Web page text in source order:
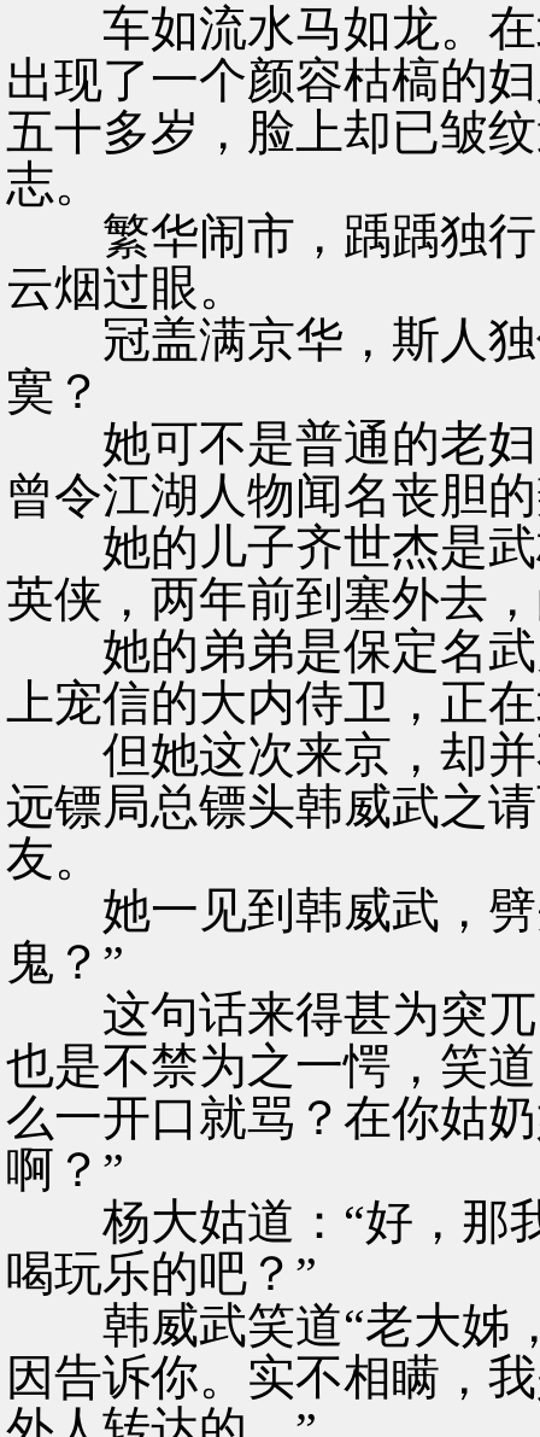
车如流水马如龙。在
出现了一个颜容枯槁的
五十多岁，脸上却已皱
志。
繁华闹市，踽踽独行
云烟过眼。
冠盖满京华，斯人独
寞？
她可不是普通的老妇
曾令江湖人物闻名丧胆
她的儿子齐世杰是武
英侠，两年前到塞外去
她的弟弟是保定名武
上宠信的大内侍卫，正
但她这次来京，却并
远镖局总镖头韩威武之
友。
她一见到韩威武，劈
鬼？”
这句话来得甚为突兀
也是不禁为之一愕，笑
么一开口就骂？在你姑
啊？”
杨大姑道：“好，那
喝玩乐的吧？”
韩威武笑道“老大姊
因告诉你。实不相瞒，